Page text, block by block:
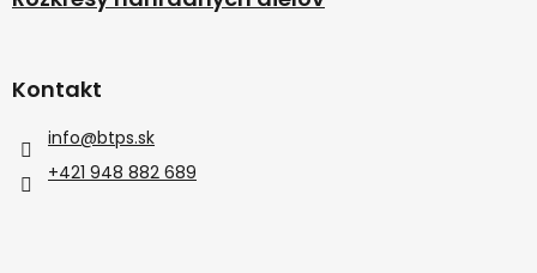
Kontakt
info@btps.sk
+421 948 882 689